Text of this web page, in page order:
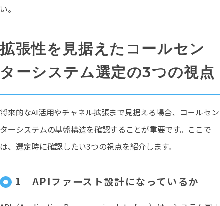
い。
拡張性を見据えたコールセン
ターシステム選定の3つの視点
将来的なAI活用やチャネル拡張まで見据える場合、コールセン
ターシステムの基盤構造を確認することが重要です。ここで
は、選定時に確認したい3つの視点を紹介します。
1｜APIファースト設計になっているか